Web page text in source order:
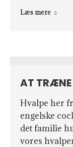
Læs mere
AT TRÆNE
Hvalpe her
engelske
det familie
vores